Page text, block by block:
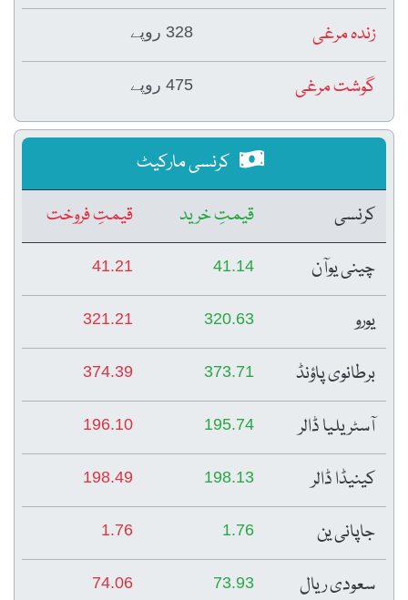
زندہ مرغی 328 روپے
گوشت مرغی 475 روپے
کرنسی مارکیٹ
کرنسی
قیمتِ خرید
قیمتِ فروخت
چینی یوآن
41.14
41.21
یورو 320.63
321.21
برطانوی پاؤنڈ 373.71
374.39
آسٹریلیا ڈالر 195.74
196.10
کینیڈا ڈالر 198.13
198.49
جاپانی ین 1.76
1.76
سعودی ریال 73.93
74.06